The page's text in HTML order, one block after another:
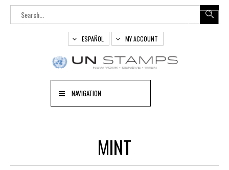
ESPAÑOL MY ACCOUNT
NAVIGATION
MINT